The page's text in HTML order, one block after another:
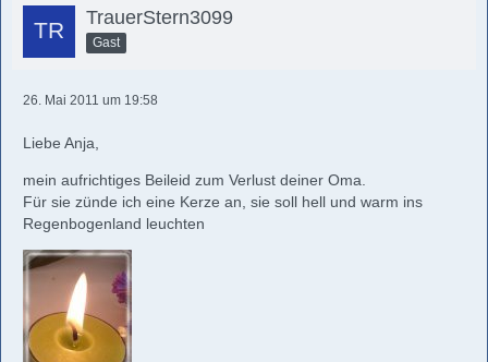
TrauerStern3099
Gast
26. Mai 2011 um 19:58
Liebe Anja,
mein aufrichtiges Beileid zum Verlust deiner Oma.
Für sie zünde ich eine Kerze an, sie soll hell und warm ins
Regenbogenland leuchten